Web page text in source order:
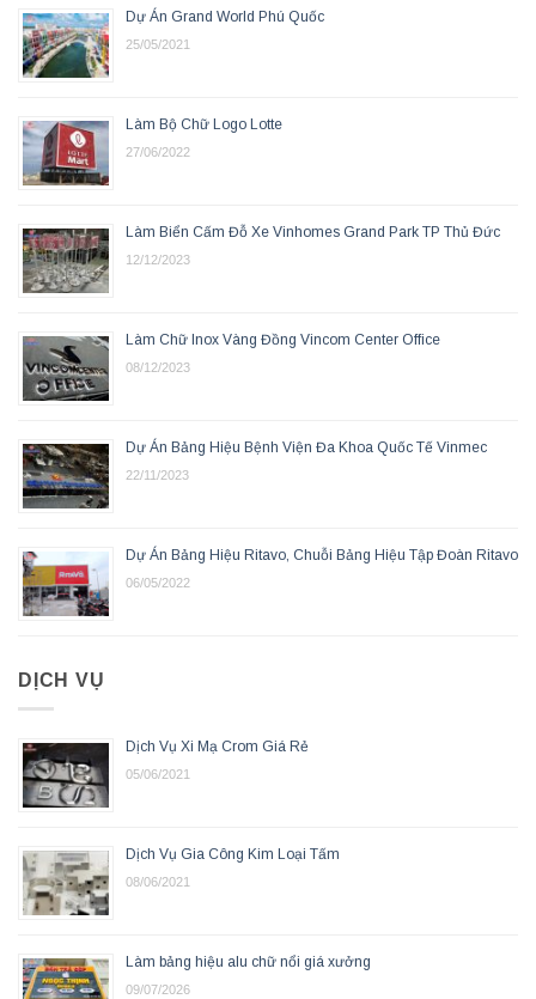
Dự Án Grand World Phú Quốc
25/05/2021
Làm Bộ Chữ Logo Lotte
27/06/2022
Làm Biển Cấm Đỗ Xe Vinhomes Grand Park TP Thủ Đức
12/12/2023
Làm Chữ Inox Vàng Đồng Vincom Center Office
08/12/2023
Dự Án Bảng Hiệu Bệnh Viện Đa Khoa Quốc Tế Vinmec
22/11/2023
Dự Án Bảng Hiệu Ritavo, Chuỗi Bảng Hiệu Tập Đoàn Ritavo
06/05/2022
DỊCH VỤ
Dịch Vụ Xi Mạ Crom Giá Rẻ
05/06/2021
Dịch Vụ Gia Công Kim Loại Tấm
08/06/2021
Làm bảng hiệu alu chữ nổi giá xưởng
09/07/2026